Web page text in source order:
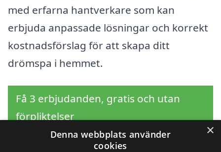
med erfarna hantverkare som kan
erbjuda anpassade lösningar och korrekt
kostnadsförslag för att skapa ditt
drömspa i hemmet.
Få 3 erbjudanden, gratis och utan
förpliktelser
×
Denna webbplats använder
cookies